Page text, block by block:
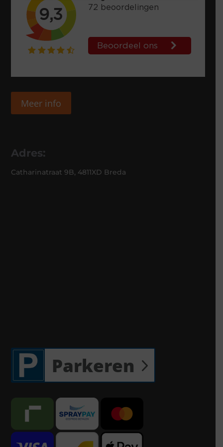
Meer info
Adres:
Catharinatraat 9B, 4811XD Breda
Parkeren